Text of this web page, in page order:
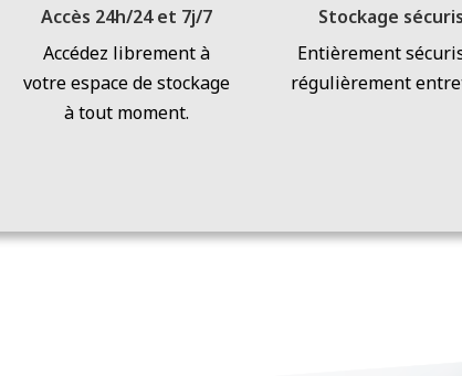
Accès 24h/24 et 7j/7
Accédez librement à
votre espace de stockage
à tout moment.
Stockage
Entièrement
régulièrement